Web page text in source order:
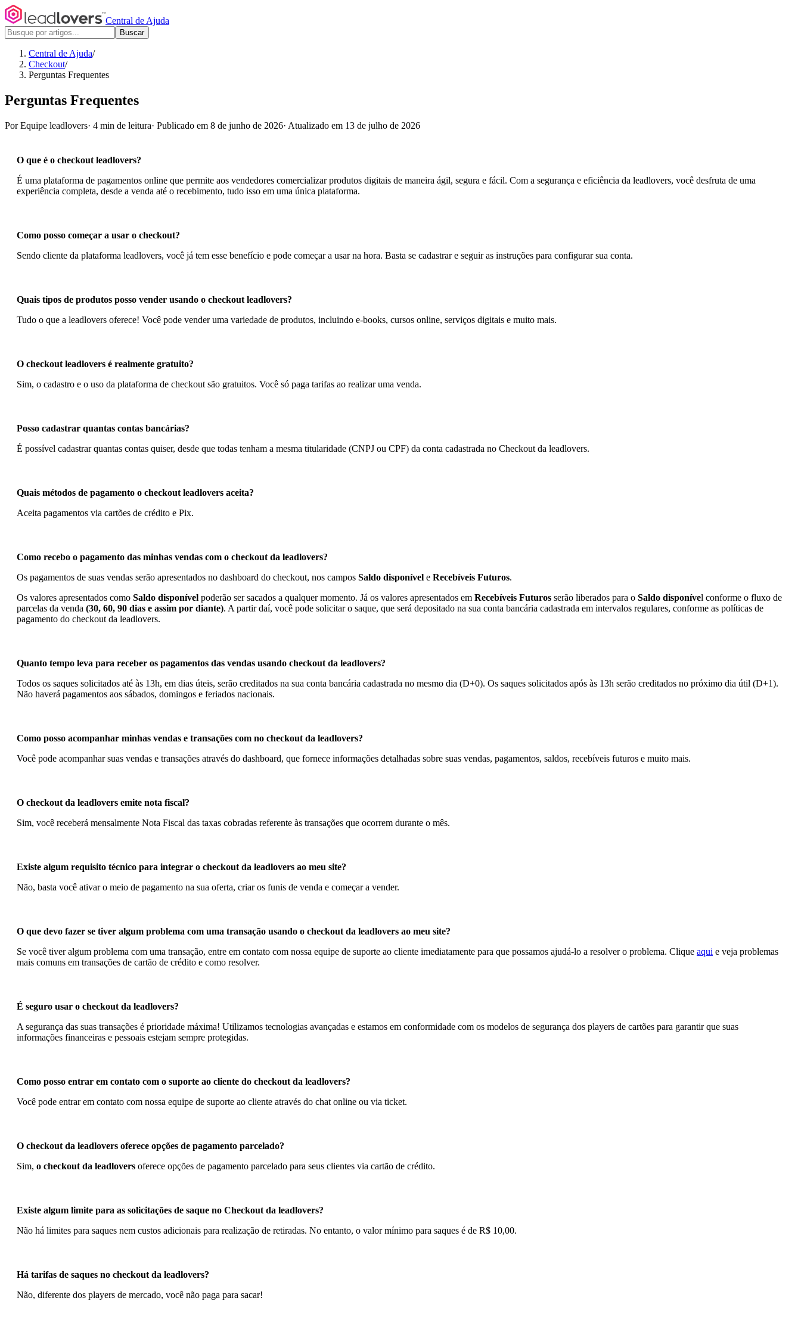
Central de Ajuda
Buscar
Central de Ajuda/
Checkout/
Perguntas Frequentes
Perguntas Frequentes
Por Equipe leadlovers· 4 min de leitura· Publicado em 8 de junho de 2026· Atualizado em 13 de julho de 2026
O que é o checkout leadlovers?
É uma plataforma de pagamentos online que permite aos vendedores comercializar produtos digitais de maneira ágil, segura e fácil. Com a segurança e eficiência da leadlovers, você desfruta de uma
experiência completa, desde a venda até o recebimento, tudo isso em uma única plataforma.
Como posso começar a usar o checkout?
Sendo cliente da plataforma leadlovers, você já tem esse benefício e pode começar a usar na hora. Basta se cadastrar e seguir as instruções para configurar sua conta.
Quais tipos de produtos posso vender usando o checkout leadlovers?
Tudo o que a leadlovers oferece! Você pode vender uma variedade de produtos, incluindo e-books, cursos online, serviços digitais e muito mais.
O checkout leadlovers é realmente gratuito?
Sim, o cadastro e o uso da plataforma de checkout são gratuitos. Você só paga tarifas ao realizar uma venda.
Posso cadastrar quantas contas bancárias?
É possível cadastrar quantas contas quiser, desde que todas tenham a mesma titularidade (CNPJ ou CPF) da conta cadastrada no Checkout da leadlovers.
Quais métodos de pagamento o checkout leadlovers aceita?
Aceita pagamentos via cartões de crédito e Pix.
Como recebo o pagamento das minhas vendas com o checkout da leadlovers?
Os pagamentos de suas vendas serão apresentados no dashboard do checkout, nos campos Saldo disponível e Recebíveis Futuros.
Os valores apresentados como Saldo disponível poderão ser sacados a qualquer momento. Já os valores apresentados em Recebíveis Futuros serão liberados para o Saldo disponível conforme o fluxo de
parcelas da venda (30, 60, 90 dias e assim por diante). A partir daí, você pode solicitar o saque, que será depositado na sua conta bancária cadastrada em intervalos regulares, conforme as políticas de
pagamento do checkout da leadlovers.
Quanto tempo leva para receber os pagamentos das vendas usando checkout da leadlovers?
Todos os saques solicitados até às 13h, em dias úteis, serão creditados na sua conta bancária cadastrada no mesmo dia (D+0). Os saques solicitados após às 13h serão creditados no próximo dia útil (D+1).
Não haverá pagamentos aos sábados, domingos e feriados nacionais.
Como posso acompanhar minhas vendas e transações com no checkout da leadlovers?
Você pode acompanhar suas vendas e transações através do dashboard, que fornece informações detalhadas sobre suas vendas, pagamentos, saldos, recebíveis futuros e muito mais.
O checkout da leadlovers emite nota fiscal?
Sim, você receberá mensalmente Nota Fiscal das taxas cobradas referente às transações que ocorrem durante o mês.
Existe algum requisito técnico para integrar o checkout da leadlovers ao meu site?
Não, basta você ativar o meio de pagamento na sua oferta, criar os funis de venda e começar a vender.
O que devo fazer se tiver algum problema com uma transação usando o checkout da leadlovers ao meu site?
Se você tiver algum problema com uma transação, entre em contato com nossa equipe de suporte ao cliente imediatamente para que possamos ajudá-lo a resolver o problema. Clique aqui e veja problemas
mais comuns em transações de cartão de crédito e como resolver.
É seguro usar o checkout da leadlovers?
A segurança das suas transações é prioridade máxima! Utilizamos tecnologias avançadas e estamos em conformidade com os modelos de segurança dos players de cartões para garantir que suas
informações financeiras e pessoais estejam sempre protegidas.
Como posso entrar em contato com o suporte ao cliente do checkout da leadlovers?
Você pode entrar em contato com nossa equipe de suporte ao cliente através do chat online ou via ticket.
O checkout da leadlovers oferece opções de pagamento parcelado?
Sim, o checkout da leadlovers oferece opções de pagamento parcelado para seus clientes via cartão de crédito.
Existe algum limite para as solicitações de saque no Checkout da leadlovers?
Não há limites para saques nem custos adicionais para realização de retiradas. No entanto, o valor mínimo para saques é de R$ 10,00.
Há tarifas de saques no checkout da leadlovers?
Não, diferente dos players de mercado, você não paga para sacar!